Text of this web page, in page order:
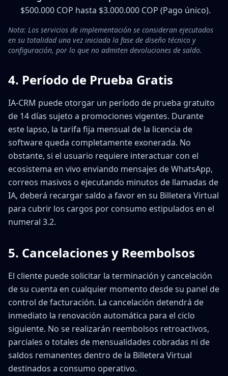
$500.000 COP hasta $3.000.000 COP (Pago único).
Nota: Los servicios de implementación se consideran ejecutados
en su totalidad una vez iniciada la fase de diseño técnico y
configuración, por lo que no admiten devoluciones de saldo.
4. Período de Prueba Gratis
IA-CRM puede otorgar un período de prueba gratuito
de 14 días sujeto a promociones vigentes. Durante
este lapso, la tarifa fija mensual de la licencia de
software queda completamente exonerada. No
obstante, si el usuario requiere interactuar con el
ecosistema en vivo enviando mensajes de WhatsApp,
correos masivos o ejecutando minutos de llamadas de
IA, deberá recargar saldo a favor en su Billetera Virtual
para cubrir los cargos por consumo estipulados en el
numeral 3.2.
5. Cancelaciones y Reembolsos
El cliente puede solicitar la terminación y cancelación
de su cuenta en cualquier momento desde su panel de
control de facturación. La cancelación detendrá de
inmediato la renovación automática para el ciclo
siguiente. No se realizarán reembolsos retroactivos,
parciales o totales de mensualidades cobradas ni de
saldos remanentes dentro de la Billetera Virtual
destinados a consumo operativo.